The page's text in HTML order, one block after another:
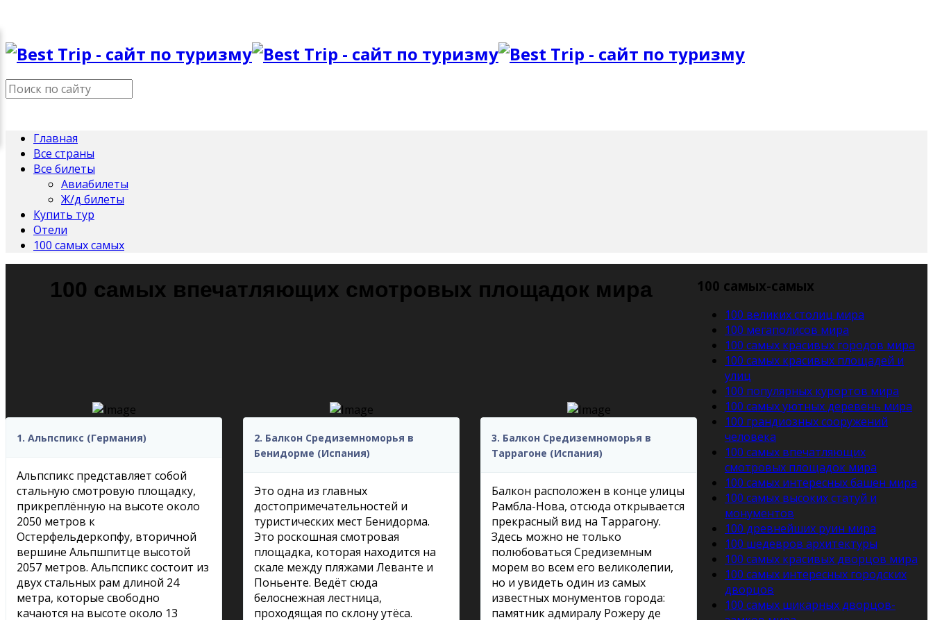
Главная
Все страны
Все билеты
Авиабилеты
Ж/д билеты
Купить тур
Отели
100 самых самых
100 самых впечатляющих смотровых площадок мира
1. Альпспикс (Германия)
Альпспикс представляет собой
стальную смотровую площадку,
прикреплённую на высоте около
2050 метров к
Остерфельдеркопфу, вторичной
вершине Альпшпитце высотой
2057 метров. Альпспикс состоит из
двух стальных рам длиной 24
метра, которые свободно
качаются на высоте около 13
2. Балкон Средиземноморья в
Бенидорме (Испания)
Это одна из главных
достопримечательностей и
туристических мест Бенидорма.
Это роскошная смотровая
площадка, которая находится на
скале между пляжами Леванте и
Поньенте. Ведёт сюда
белоснежная лестница,
проходящая по склону утёса.
3. Балкон Средиземноморья в
Таррагоне (Испания)
Балкон расположен в конце улицы
Рамбла-Нова, отсюда открывается
прекрасный вид на Таррагону.
Здесь можно не только
полюбоваться Средиземным
морем во всем его великолепии,
но и увидеть один из самых
известных монументов города:
памятник адмиралу Рожеру де
100 самых-самых
100 великих столиц мира
100 мегаполисов мира
100 самых красивых городов мира
100 самых красивых площадей и
улиц
100 популярных курортов мира
100 самых уютных деревень мира
100 грандиозных сооружений
человека
100 самых впечатляющих
смотровых площадок мира
100 самых интересных башен мира
100 самых высоких статуй и
монументов
100 древнейших руин мира
100 шедевров архитектуры
100 cамых красивых дворцов мира
100 самых интересных городских
дворцов
100 самых шикарных дворцов-